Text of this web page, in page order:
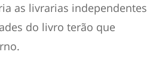
as livrarias independentes
do livro terão que